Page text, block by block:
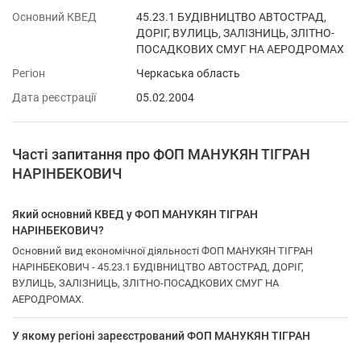
Основний КВЕД
45.23.1 БУДІВНИЦТВО АВТОСТРАД,
ДОРІГ, ВУЛИЦЬ, ЗАЛІЗНИЦЬ, ЗЛІТНО-
ПОСАДКОВИХ СМУГ НА АЕРОДРОМАХ
Регіон
Черкаська область
Дата реєстрації
05.02.2004
Часті запитання про ФОП МАНУКЯН ТІГРАН
НАРІНБЕКОВИЧ
Який основний КВЕД у ФОП МАНУКЯН ТІГРАН
НАРІНБЕКОВИЧ?
Основний вид економічної діяльності ФОП МАНУКЯН ТІГРАН
НАРІНБЕКОВИЧ - 45.23.1 БУДІВНИЦТВО АВТОСТРАД, ДОРІГ,
ВУЛИЦЬ, ЗАЛІЗНИЦЬ, ЗЛІТНО-ПОСАДКОВИХ СМУГ НА
АЕРОДРОМАХ.
У якому регіоні зареєстрований ФОП МАНУКЯН ТІГРАН